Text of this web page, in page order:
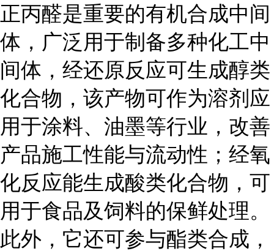
正丙醛是重要的有机合成中间
体，广泛用于制备多种化工中
间体，经还原反应可生成醇类
化合物，该产物可作为溶剂应
用于涂料、油墨等行业，改善
产品施工性能与流动性；经氧
化反应能生成酸类化合物，可
用于食品及饲料的保鲜处理。
此外，它还可参与酯类合成，